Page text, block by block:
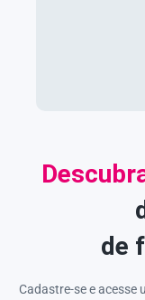
de
Cadastre-se e acesse